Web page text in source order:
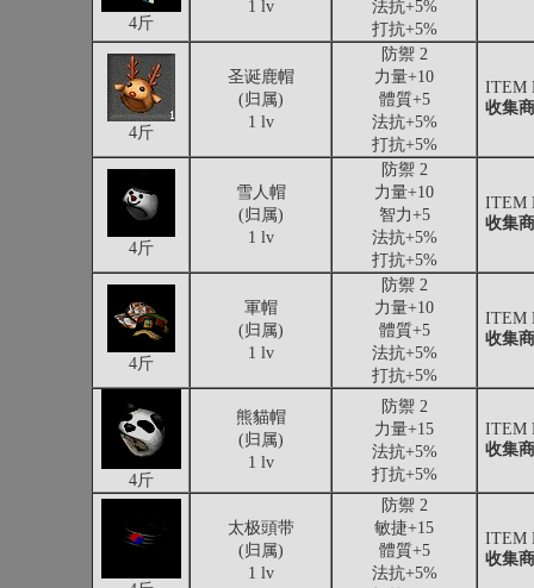
4斤
1 lv
法抗+5%
打抗+5%
4斤
圣诞鹿帽
(归属)
1 lv
防禦 2
力量+10
體質+5
法抗+5%
打抗+5%
ITEM
收集
4斤
雪人帽
(归属)
1 lv
防禦 2
力量+10
智力+5
法抗+5%
打抗+5%
ITEM
收集
4斤
軍帽
(归属)
1 lv
防禦 2
力量+10
體質+5
法抗+5%
打抗+5%
ITEM
收集
4斤
熊貓帽
(归属)
1 lv
防禦 2
力量+15
法抗+5%
打抗+5%
ITEM
收集
太极頭带
(归属)
1 lv
防禦 2
敏捷+15
體質+5
法抗+5%
ITEM
收集